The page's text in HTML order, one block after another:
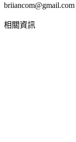
briiancom@gmail.com
相關資訊